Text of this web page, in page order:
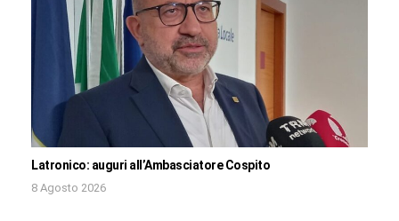
Latronico: auguri all’Ambasciatore Cospito
8 Agosto 2026